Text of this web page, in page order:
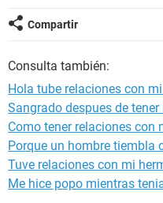
Compartir
Consulta también:
Hola tube relaciones con
Sangrado despues de
Como tener relaciones con
Porque un hombre tiembla
Tuve relaciones con mi
Me hice popo mientras